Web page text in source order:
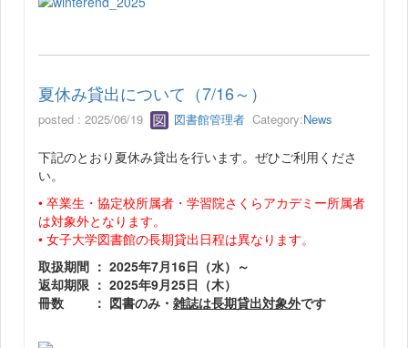
夏休み貸出について（7/16～）
posted : 2025/06/19 図書館管理者 Category:News
下記のとおり夏休み貸出を行います。ぜひご利用くださ
い。
• 卒業生・協定校所属者・学習院さくらアカデミー所属者
は対象外となります。
• 女子大学図書館の長期貸出日程は異なります。
取扱期間 ： 2025年7月16日（水）～
返却期限 ： 2025年9月25日（木）
冊数 ： 図書のみ・ 雑誌は長期貸出対象外です